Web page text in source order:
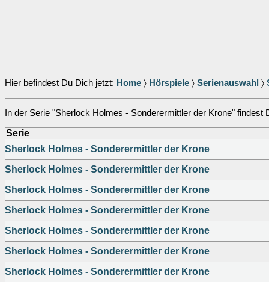
Hier befindest Du Dich jetzt: Home 〉 Hörspiele 〉 Serienauswahl 〉
In der Serie "Sherlock Holmes - Sonderermittler der Krone" findest
Serie
Sherlock Holmes - Sonderermittler der Krone
Sherlock Holmes - Sonderermittler der Krone
Sherlock Holmes - Sonderermittler der Krone
Sherlock Holmes - Sonderermittler der Krone
Sherlock Holmes - Sonderermittler der Krone
Sherlock Holmes - Sonderermittler der Krone
Sherlock Holmes - Sonderermittler der Krone